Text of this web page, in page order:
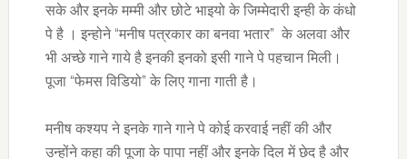
सके और इनके मम्मी और छोटे भाइयो के जिम्मेदारी इन्ही के कंधो
पे है । इन्होने “मनीष पत्रकार का बनवा भतार” के अलवा और
भी अच्छे गाने गाये है इनकी इनको इसी गाने पे पहचान मिली।
पूजा “फेमस विडियो” के लिए गाना गाती है।
मनीष कश्यप ने इनके गाने गाने पे कोई करवाई नहीं की और
उन्होंने कहा की पूजा के पापा नहीं और इनके दिल में छेद है और